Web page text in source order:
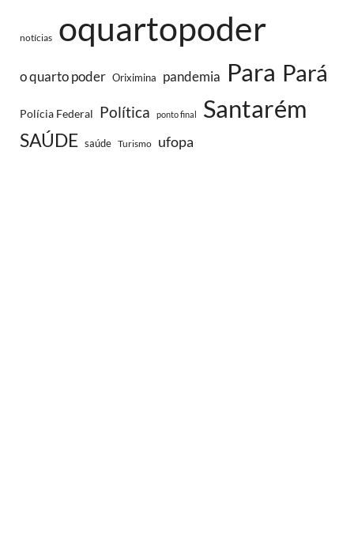
notícias oquartopoder
o quarto poder Oriximina pandemia Para Pará
Polícia Federal Política ponto final Santarém
SAÚDE saúde Turismo ufopa